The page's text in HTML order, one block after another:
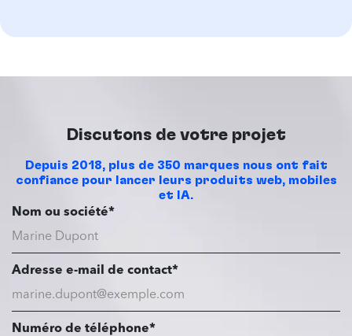
Discutons de votre projet
Depuis 2018, plus de 350 marques nous ont fait
confiance pour lancer leurs produits web, mobiles
et IA.
Nom ou société*
Adresse e-mail de contact*
Numéro de téléphone*